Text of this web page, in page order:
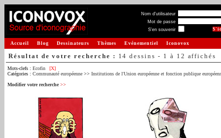
Nom d'utilisateur
Mot de passe
S'en souvenir
Accueil Blog Dessinateurs Thèmes Evénementiel Iconovox
Résultat de votre recherche : 14 dessins - 1 à 12 affichés
Mots-clefs : Ecofin
[X]
Catégories : Communauté européenne >> Institutions de l'Union européenne et fonction publique
Modifier votre recherche >>